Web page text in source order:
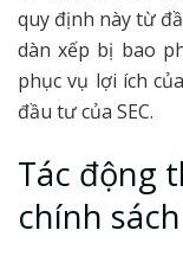
quy định này từ
dàn xếp bị bao
phục vụ lợi ích
đầu tư của SEC.
Tác động
chính